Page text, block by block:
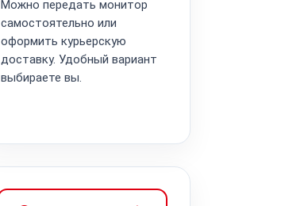
Можно передать монитор
самостоятельно или
оформить курьерскую
доставку. Удобный вариант
выбираете вы.